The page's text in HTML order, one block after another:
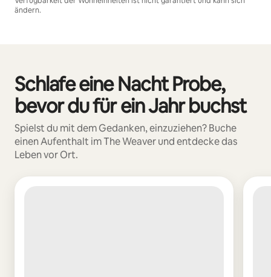
ändern.
Schlafe eine Nacht Probe,
bevor du für ein Jahr buchst
Spielst du mit dem Gedanken, einzuziehen? Buche
einen Aufenthalt im The Weaver und entdecke das
Leben vor Ort.
0 von 0 Artikeln